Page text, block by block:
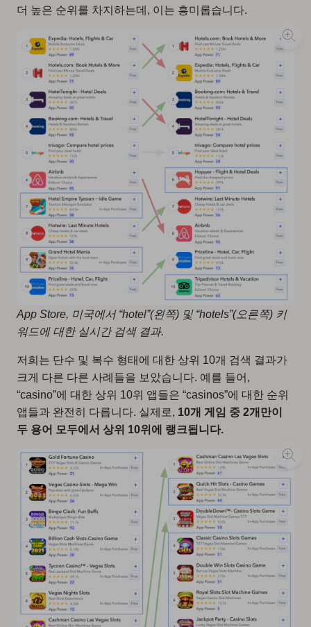
더 높은 순위를 차지하는데, 이는 흥미롭습니다.
App Store, 미국에서 “hotel”(왼쪽) 및 “hotels”(오른쪽) 키
워드에 대한 실시간 검색 결과.
저희는 단수 및 복수 형태에 대한 상위 10개 검색 결과가
크게 다른 다른 사례들을 보았습니다. 예를 들어,
“casino”에 대한 상위 10위 앱들은 “casinos”에 대한 순위
앱들과 완전히 다릅니다. 실제로, 10개 게임 중 2개만이
두 용어 모두에서 상위 10위에 랭크됩니다.